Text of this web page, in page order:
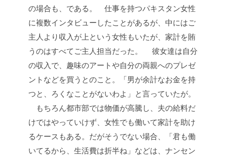
の場合も、である。 仕事を持つパキスタン女性
に複数インタビューしたことがあるが、中にはご
主人より収入が上という女性もいたが、家計を賄
うのはすべてご主人担当だった。
彼女達は自分
の収入で、趣味のアートや自分の両親へのプレゼ
ントなどを買うとのこと。「男が余計なお金を持
つと、ろくなことがないわよ」と言っていたが。
もちろん都市部では物価が高騰し、夫の給料だ
けではやっていけず、女性でも働いて家計を助け
るケースもある。だがそうでない場合、「君も働
いてるから、生活費は折半ね」などは、ナンセン